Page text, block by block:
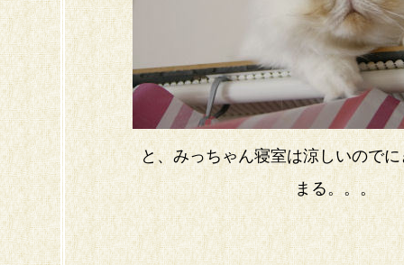
と、みっちゃん寝室は涼しいので
まる。。。